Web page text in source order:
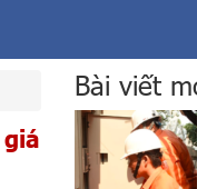
Bài viết